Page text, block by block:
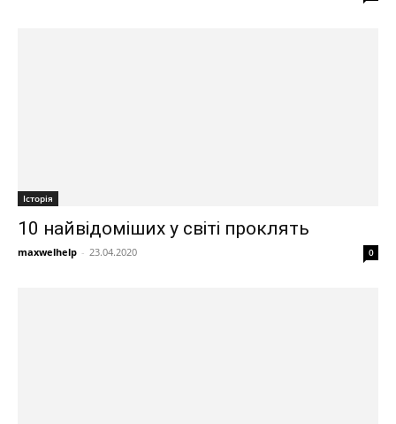
Історія
10 найвідоміших у світі проклять
maxwelhelp - 23.04.2020 0